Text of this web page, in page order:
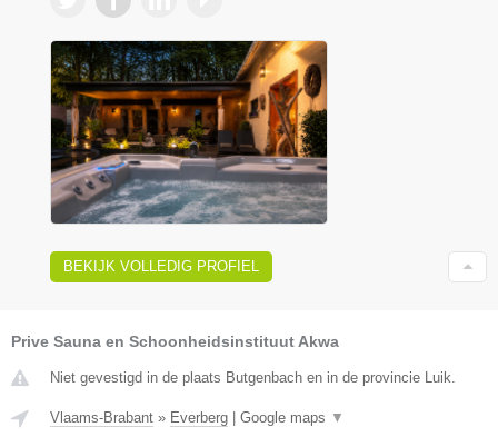
BEKIJK VOLLEDIG PROFIEL
Prive Sauna en Schoonheidsinstituut Akwa
Niet gevestigd in de plaats Butgenbach en in de provincie Luik.
Vlaams-Brabant » Everberg Google maps ▼